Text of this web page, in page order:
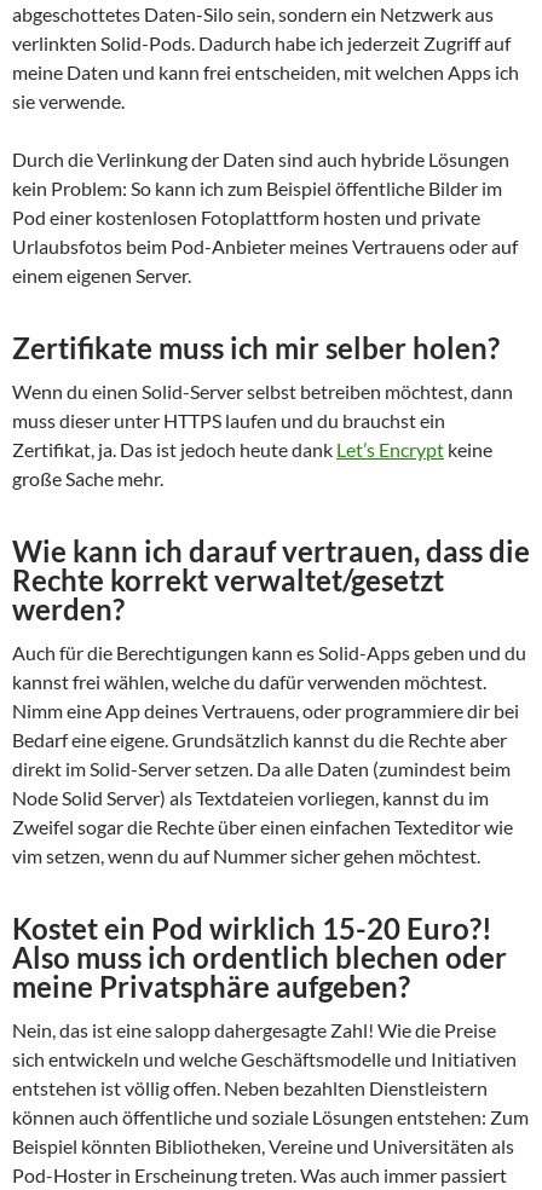
abgeschottetes Daten-Silo sein, sondern ein Netzwerk aus
verlinkten Solid-Pods. Dadurch habe ich jederzeit Zugriff auf
meine Daten und kann frei entscheiden, mit welchen Apps ich
sie verwende.
Durch die Verlinkung der Daten sind auch hybride Lösungen
kein Problem: So kann ich zum Beispiel öffentliche Bilder im
Pod einer kostenlosen Fotoplattform hosten und private
Urlaubsfotos beim Pod-Anbieter meines Vertrauens oder auf
einem eigenen Server.
Zertifikate muss ich mir selber holen?
Wenn du einen Solid-Server selbst betreiben möchtest, dann
muss dieser unter HTTPS laufen und du brauchst ein
Zertifikat, ja. Das ist jedoch heute dank Let’s Encrypt keine
große Sache mehr.
Wie kann ich darauf vertrauen, dass die
Rechte korrekt verwaltet/gesetzt
werden?
Auch für die Berechtigungen kann es Solid-Apps geben und du
kannst frei wählen, welche du dafür verwenden möchtest.
Nimm eine App deines Vertrauens, oder programmiere dir bei
Bedarf eine eigene. Grundsätzlich kannst du die Rechte aber
direkt im Solid-Server setzen. Da alle Daten (zumindest beim
Node Solid Server) als Textdateien vorliegen, kannst du im
Zweifel sogar die Rechte über einen einfachen Texteditor wie
vim setzen, wenn du auf Nummer sicher gehen möchtest.
Kostet ein Pod wirklich 15-20 Euro?!
Also muss ich ordentlich blechen oder
meine Privatsphäre aufgeben?
Nein, das ist eine salopp dahergesagte Zahl! Wie die Preise
sich entwickeln und welche Geschäftsmodelle und Initiativen
entstehen ist völlig offen. Neben bezahlten Dienstleistern
können auch öffentliche und soziale Lösungen entstehen: Zum
Beispiel könnten Bibliotheken, Vereine und Universitäten als
Pod-Hoster in Erscheinung treten. Was auch immer passiert